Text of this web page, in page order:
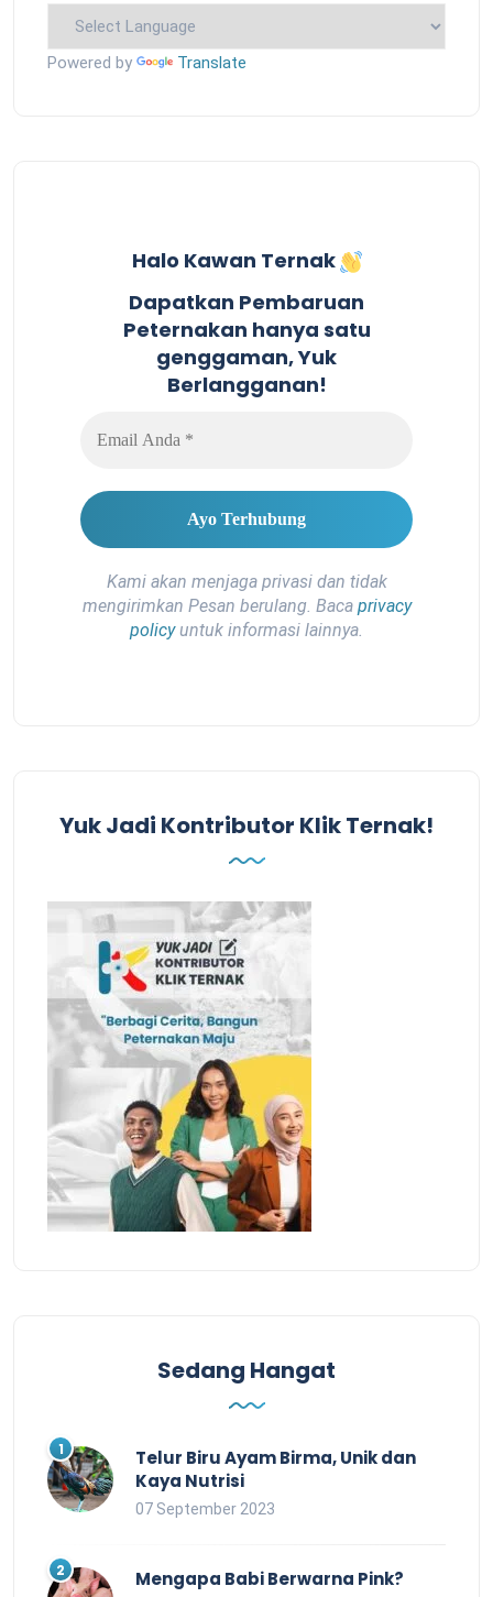
Powered by Translate
Halo Kawan Ternak
Dapatkan Pembaruan
Peternakan hanya satu
genggaman, Yuk
Berlangganan!
Kami akan menjaga privasi dan tidak
mengirimkan Pesan berulang. Baca privacy
policyuntuk informasi lainnya.
Yuk Jadi Kontributor Klik Ternak!
Sedang Hangat
Telur Biru Ayam Birma, Unik dan
Kaya Nutrisi
07 September 2023
Mengapa Babi Berwarna Pink?